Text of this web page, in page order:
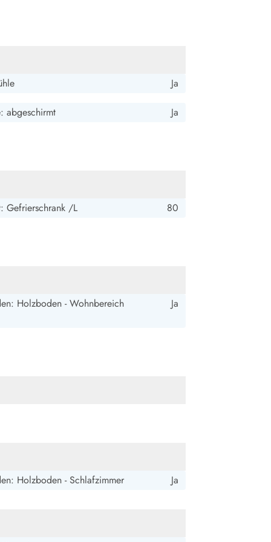
Ja
abgeschirmt Ja
Gefrierschrank /L 80
Holzboden - Wohnbereich Ja
Holzboden - Schlafzimmer Ja